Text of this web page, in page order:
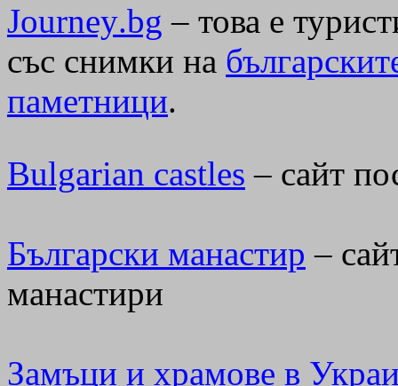
Journey.bg – това е
със снимки на
паметници.
Bulgarian castles – сайт
Български манастир –
манастири
Замъци и храмове в